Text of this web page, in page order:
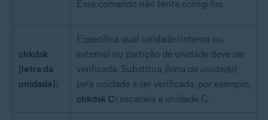
Esse comando não tenta corrigi-los.
chkdsk
[letra da
unidade]:
Especifica qual unidade (interna ou
externa) ou partição de unidade deve ser
verificada. Substitua [letra da unidade]
pela unidade a ser verificada, por exemplo,
chkdsk C: escaneia a unidade C.